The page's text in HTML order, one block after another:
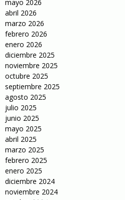
mayo 2026
abril 2026
marzo 2026
febrero 2026
enero 2026
diciembre 2025
noviembre 2025
octubre 2025
septiembre 2025
agosto 2025
julio 2025
junio 2025
mayo 2025
abril 2025
marzo 2025
febrero 2025
enero 2025
diciembre 2024
noviembre 2024